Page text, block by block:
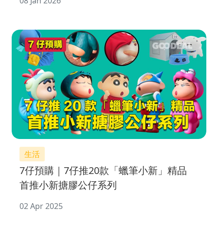
生活
7仔預購｜7仔推20款「蠟筆小新」精品
首推小新搪膠公仔系列
02 Apr 2025